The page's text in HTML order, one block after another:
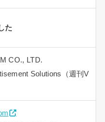
た
CO., LTD.
Solutions（週刊V